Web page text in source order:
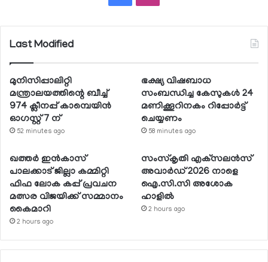
Last Modified
മുനിസിപ്പാലിറ്റി
മന്ത്രാലയത്തിന്റെ ബീച്ച്
974 ക്ലീനപ്പ് കാമ്പെയിന്‍
ഓഗസ്റ്റ് 7 ന്
52 minutes ago
ഭക്ഷ്യ വിഷബാധ
സംബന്ധിച്ച കേസുകള്‍ 24
മണിക്കൂറിനകം റിപ്പോര്‍ട്ട്
ചെയ്യണം
58 minutes ago
ഖത്തര്‍ ഇന്‍കാസ്
പാലക്കാട് ജില്ലാ കമ്മിറ്റി
ഫിഫ ലോക കപ്പ് പ്രവചന
മത്സര വിജയിക്ക് സമ്മാനം
കൈമാറി
2 hours ago
സംസ്‌കൃതി എക്‌സലന്‍സ്
അവാര്‍ഡ് 2026 നാളെ
ഐ.സി.സി അശോക
ഹാളില്‍
2 hours ago